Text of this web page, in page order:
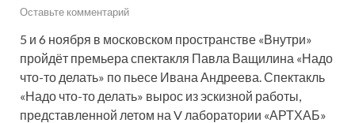
Оставьте комментарий
5 и 6 ноября в московском пространстве «Внутри»
пройдёт премьера спектакля Павла Ващилина «Надо
что-то делать» по пьесе Ивана Андреева. Спектакль
«Надо что-то делать» вырос из эскизной работы,
представленной летом на V лаборатории «АРТХАБ»